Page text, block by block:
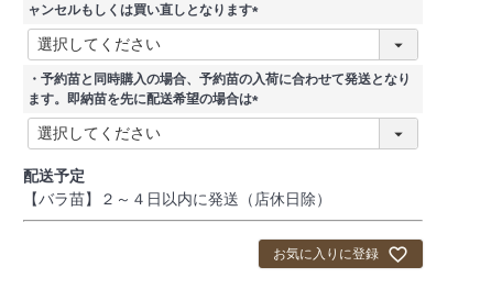
ャンセルもしくは買い直しとなります
(
須
)
・予約苗と同時購入の場合、予約苗の入荷に合わせて発送となり
ます。即納苗を先に配送希望の場合は
(
配送予定
【バラ苗】２～４日以内に発送（店休日除）
お気に入りに登録